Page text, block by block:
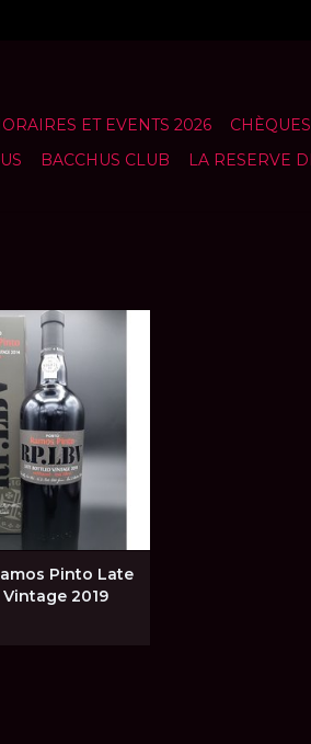
ET EVENTS 2026
BACCHUS CLUB LA RESERVE
Pinto Late Bottled
2019
AU PANIER
Pinto Late
2019